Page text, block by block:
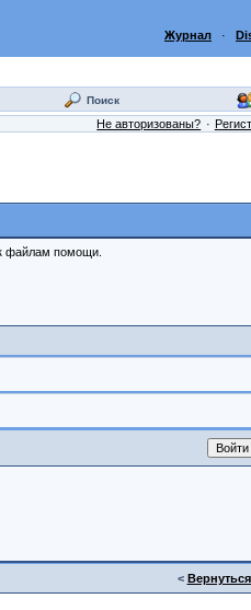
Журнал ·
Поиск
Не авторизованы?
файлам помощи.
<